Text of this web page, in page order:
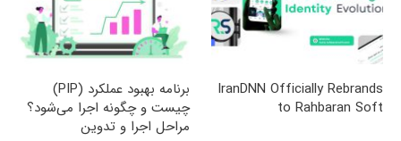
IranDNN Officially Rebrands
to Rahbaran Soft
برنامه بهبود عملکرد (PIP)
چیست و چگونه اجرا می‌شود؟
مراحل اجرا و تدوین